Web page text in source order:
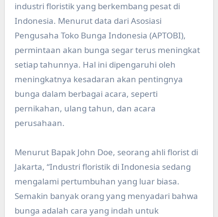
industri floristik yang berkembang pesat di
Indonesia. Menurut data dari Asosiasi
Pengusaha Toko Bunga Indonesia (APTOBI),
permintaan akan bunga segar terus meningkat
setiap tahunnya. Hal ini dipengaruhi oleh
meningkatnya kesadaran akan pentingnya
bunga dalam berbagai acara, seperti
pernikahan, ulang tahun, dan acara
perusahaan.
Menurut Bapak John Doe, seorang ahli florist di
Jakarta, “Industri floristik di Indonesia sedang
mengalami pertumbuhan yang luar biasa.
Semakin banyak orang yang menyadari bahwa
bunga adalah cara yang indah untuk